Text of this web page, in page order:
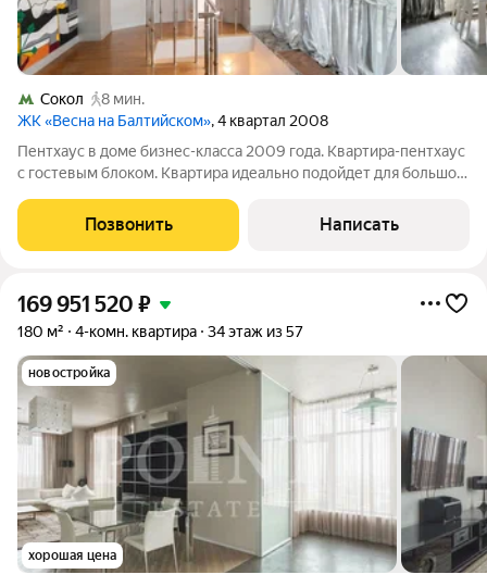
Сокол
8 мин.
ЖК «Весна на Балтийском», 4 квартал 2008
Пентхаус в доме бизнес-класса 2009 года. Квартира-пентхаус
с гостевым блоком. Квартира идеально подойдет для большой
формата, тишина и качественное зонирование создают
ощущение пространства
Позвонить Написать
169 951 520 ₽
180 м² 4-комн. квартира 34 этаж из 57
новостройка
хорошая цена